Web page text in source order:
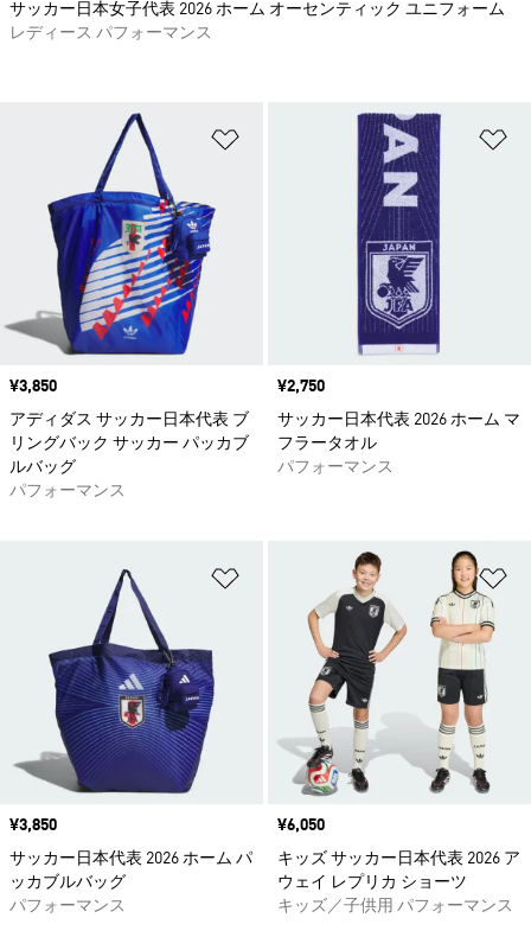
ほしいものリストに追加
価格
¥3,850
アディダス サッカー日本代表 ブ
リングバック サッカー パッカブ
ルバッグ
パフォーマンス
価格
¥2,750
サッカー日本代表 2026 ホーム マ
フラータオル
パフォーマンス
ほしいものリストに追加
価格
¥3,850
サッカー日本代表 2026 ホーム パ
ッカブルバッグ
パフォーマンス
価格
¥6,050
キッズ サッカー日本代表 2026 ア
ウェイ レプリカ ショーツ
キッズ／子供用 パフォーマンス
サッカー日本女子代表 2026 ホーム オーセンティック ユニフォーム
レディース パフォーマンス